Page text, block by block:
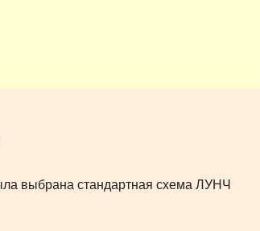
выбрана стандартная схема ЛУНЧ